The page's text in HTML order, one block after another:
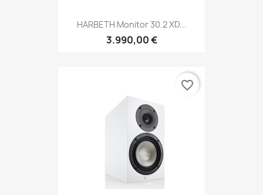
HARBETH Monitor 30.2 XD...
3.990,00 €
favorite_border